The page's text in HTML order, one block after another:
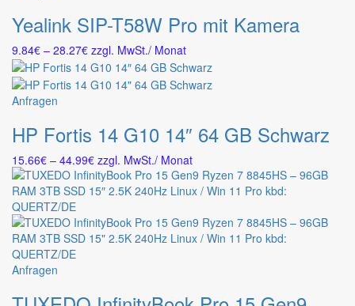
Produktseite
werden
weist
mehrere
Varianten
auf.
Die
auf
Produktseite
gewählt
werden
Yealink SIP-T58W Pro mit Kamera
9.84€ – 28.27€Preisspanne:
9.84€
bis
28.27€
zzgl. MwSt./ Monat
Anfragen
weist
mehrere
Varianten
auf.
Die
Optionen
können
auf
der
HP Fortis 14 G10 14″ 64 GB Schwarz
15.66€ – 44.99€Preisspanne:
15.66€
bis
zzgl. MwSt./ Monat
Anfragen
weist